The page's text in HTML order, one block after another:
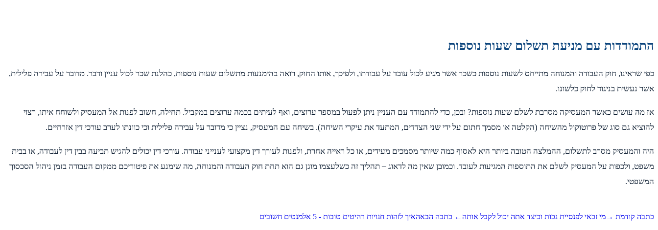
התמודדות עם מניעת תשלום שעות נוספות
כפי שראינו, חוק העבודה והמנוחה מתייחס לשעות נוספות כשכר אשר מגיע לכול עובד על עבודתו, ולפיכך, אותו החוק, רואה בהימנעות מתשלום שעות נוספות, כהלנת שכר לכול עניין ודבר. מדובר על עבירה פלילית,
אשר נעשית בניגוד לחוק כלשונו.
אז מה עושים כאשר המעסיקה מסרבת לשלם שעות נוספות? ובכן, כדי להתמודד עם העניין ניתן לפעול במספר ערוצים, ואף לעיתים בכמה ערוצים במקביל. תחילה, חשוב לפנות אל המעסיק ולשוחח איתו, רצוי
להוציא גם סוג של פרוטוקול מהשיחה (הקלטה או מסמך חתום על ידי שני הצדדים, המתעד את עיקרי השיחה). בשיחה עם המעסיק, נציין כי מדובר על עבירה פלילית וכי כוונתו לערב עורכי דין אזרחיים.
היה והמעסיק מסרב לתשלום, ההמלצה הטובה ביותר היא לאסוף כמה שיותר מסמכים מעידים, או כל ראייה אחרת, ולפנות לעורך דין מקצועי לענייני עבודה. עורכי דין יכולים להגיש תביעה בבין דין לעבודה, או בבית
משפט, ולכפות על המעסיק לשלם את התוספות המגיעות לעובד. וכמובן שאין מה לדאוג – תהליך זה כשלעצמו מוגן גם הוא תחת חוק העבודה והמנוחה, מה שימנע את פיטוריכם ממקום העבודה בזמן ניהול הסכסוך
המשפטי.
כתבה קודמת →מי זכאי לפנסיית נכות וכיצד אתה יכול לקבל אותה← כתבה הבאהאיך לזהות חנויות רהיטים טובות - 5 אלמנטים חשובים